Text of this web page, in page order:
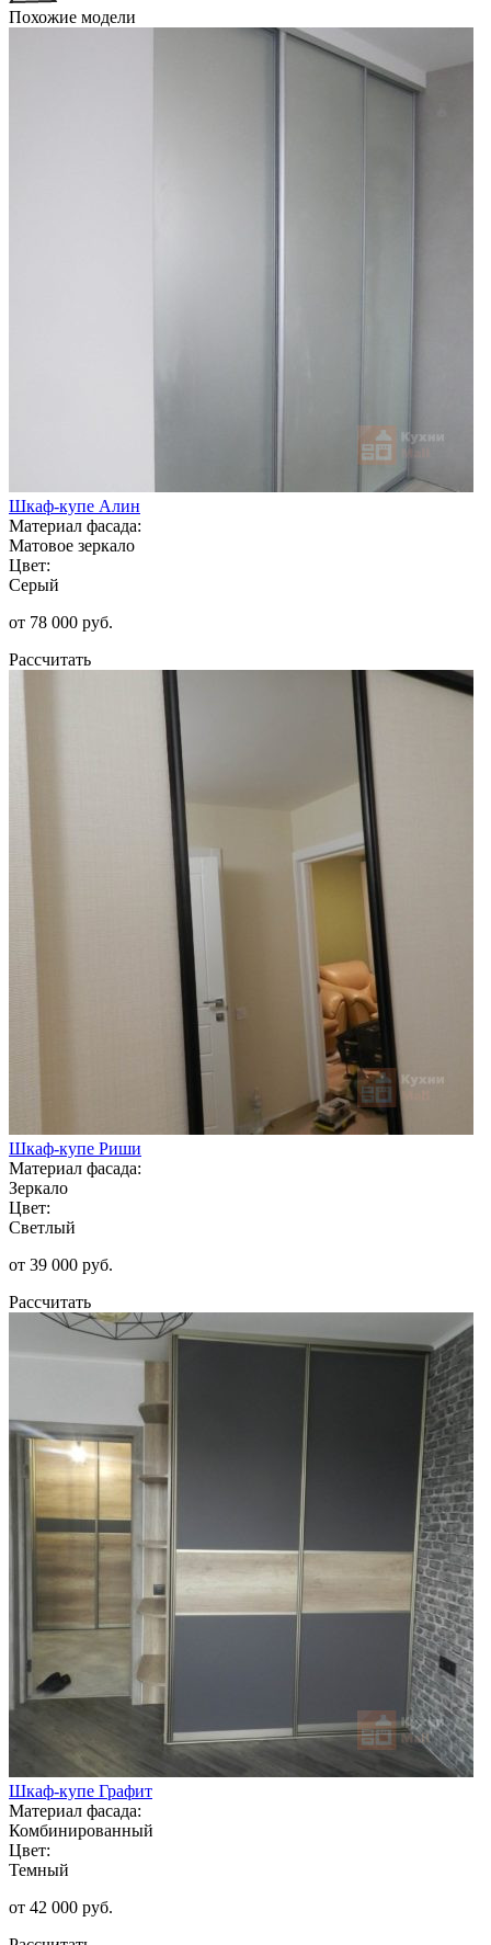
Похожие модели
Шкаф-купе Алин
Материал фасада:
Матовое зеркало
Цвет:
Серый
от 78 000 руб.
Рассчитать
Шкаф-купе Риши
Материал фасада:
Зеркало
Цвет:
Светлый
от 39 000 руб.
Рассчитать
Шкаф-купе Графит
Материал фасада:
Комбинированный
Цвет:
Темный
от 42 000 руб.